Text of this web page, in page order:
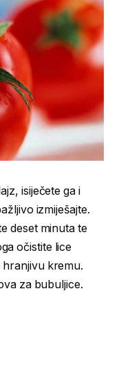
isiječete ga i
izmiješajte.
deset minuta te
očistite lice
hranjivu kremu.
za bubuljice.